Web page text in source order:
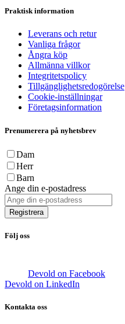
Praktisk information
Leverans och retur
Vanliga frågor
Ångra köp
Allmänna villkor
Integritetspolicy
Tillgänglighetsredogörelse
Cookie-inställningar
Företagsinformation
Prenumerera på nyhetsbrev
Dam
Herr
Barn
Ange din e-postadress
Registrera
Följ oss
Devold on Facebook
Devold on LinkedIn
Kontakta oss